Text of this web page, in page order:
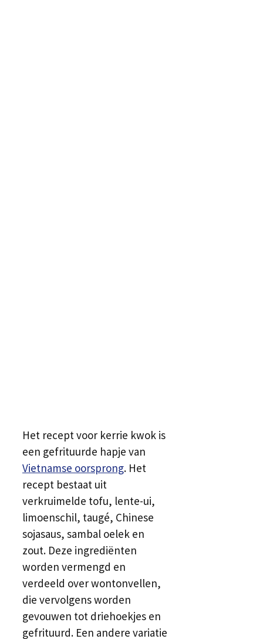
Het recept voor kerrie kwok is
een gefrituurde hapje van
Vietnamse oorsprong. Het
recept bestaat uit
verkruimelde tofu, lente-ui,
limoenschil, taugé, Chinese
sojasaus, sambal oelek en
zout. Deze ingrediënten
worden vermengd en
verdeeld over wontonvellen,
die vervolgens worden
gevouwen tot driehoekjes en
gefrituurd. Een andere variatie